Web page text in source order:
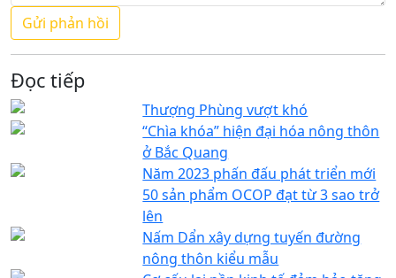
Đọc tiếp
Thượng Phùng vượt khó
“Chìa khóa” hiện đại hóa nông thôn
ở Bắc Quang
Năm 2023 phấn đấu phát triển mới
50 sản phẩm OCOP đạt từ 3 sao trở
lên
Nấm Dẩn xây dựng tuyến đường
nông thôn kiểu mẫu